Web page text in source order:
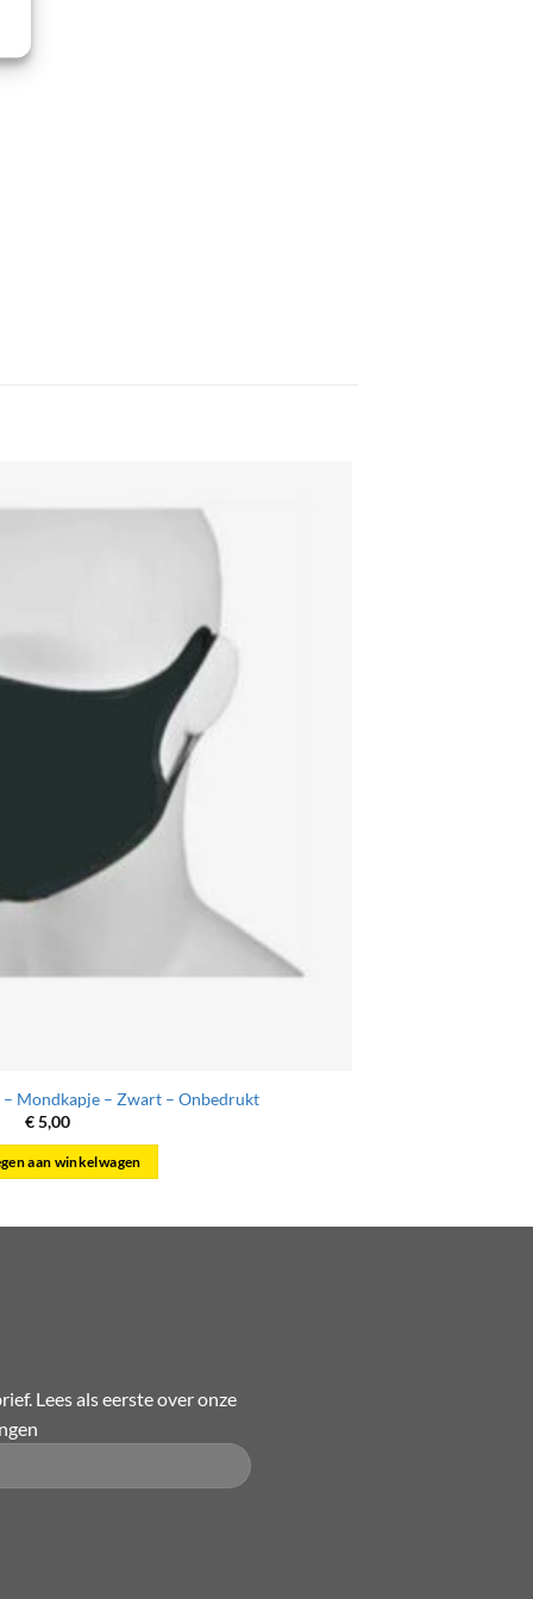
– Mondkapje – Zwart – Onbedrukt
€5,00
aan winkelwagen
Lees als eerste over onze